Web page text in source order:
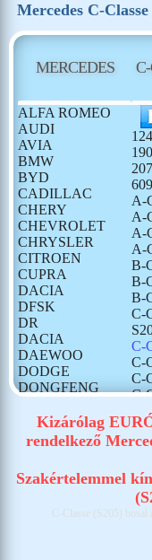
Mercedes C-
MERCEDES
ALFA ROMEO
AUDI
AVIA
BMW
BYD
CADILLAC
CHERY
CHEVROLET
CHRYSLER
CITROEN
CUPRA
DACIA
DFSK
DR
DACIA
DAEWOO
DODGE
DONGFENG
FORD
GONOW
HUMMER
ISUZU
124
A-
A-
A-
A-
B-
B-
B-
C-
C-
C-
C-
C-
C-
C-
Kizárólag
rendelkező
Szakértelemmel
C-Classe (S205)